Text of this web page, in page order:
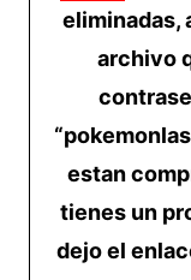
eliminadas,
archivo
estan
tienes un
dejo el